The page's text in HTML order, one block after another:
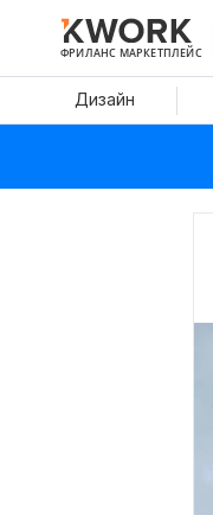
ФРИЛАНС МАРКЕТПЛЕЙС
Дизайн